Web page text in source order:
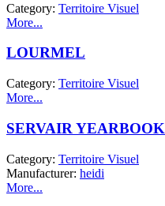
Category: Territoire Visuel
More...
LOURMEL
Category: Territoire Visuel
More...
SERVAIR YEARBOOK
Category: Territoire Visuel
Manufacturer: heidi
More...